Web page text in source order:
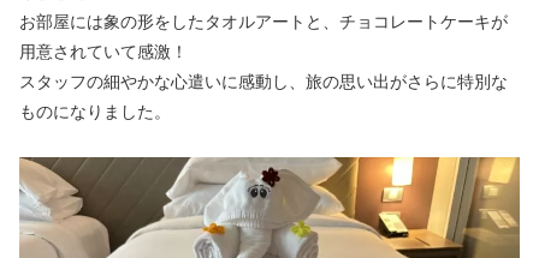
お部屋には象の形をしたタオルアートと、チョコレートケーキが
用意されていて感激！
スタッフの細やかな心遣いに感動し、旅の思い出がさらに特別な
ものになりました。